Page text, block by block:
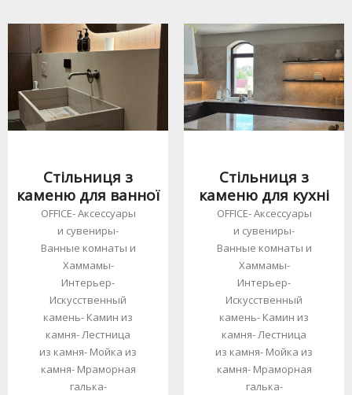
Стільниця з
каменю для ванної
OFFICE-Аксессуары
и сувениры-
Ванные комнаты и
Хаммамы-
Интерьер-
Искусственный
камень- Камин из
камня-Лестница
из камня- Мойка из
камня- Мраморная
галька-
Стільниця з
каменю для кухні
OFFICE-Аксессуары
и сувениры-
Ванные комнаты и
Хаммамы-
Интерьер-
Искусственный
камень- Камин из
камня-Лестница
из камня- Мойка из
камня- Мраморная
галька-